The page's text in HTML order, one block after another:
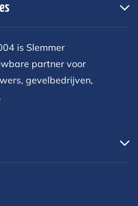
is Slemmer
partner voor
gevelbedrijven,